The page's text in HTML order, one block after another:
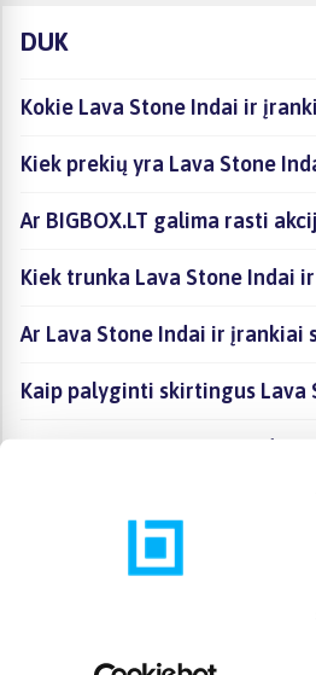
DUK
Kokie Lava Stone Indai ir
Kiek prekių yra Lava Stone
Ar BIGBOX.LT galima rasti
Kiek trunka Lava Stone Indai
Ar Lava Stone Indai ir
Kaip palyginti skirtingus
Kaip įsigyti Lava Stone Indai